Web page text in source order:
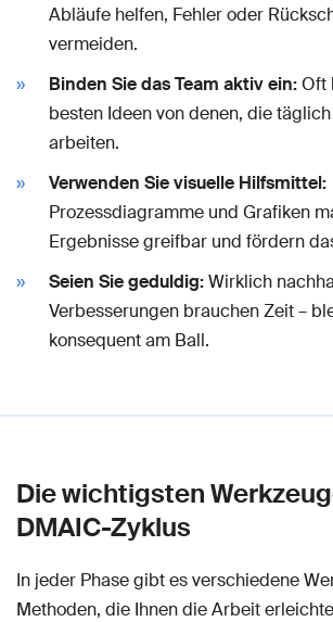
Abläufe helfen, Fehler oder
vermeiden.
Binden Sie das Team aktiv ein:Oft
besten Ideen von denen, die
arbeiten.
Verwenden Sie visuelle Hilfsmittel:
Prozessdiagramme und Grafiken
Ergebnisse greifbar und fördern
Seien Sie geduldig:Wirklich
Verbesserungen brauchen Zeit –
konsequent am Ball.
Die wichtigsten
DMAIC-Zyklus
In jeder Phase gibt es verschiedene
Methoden, die Ihnen die Arbeit